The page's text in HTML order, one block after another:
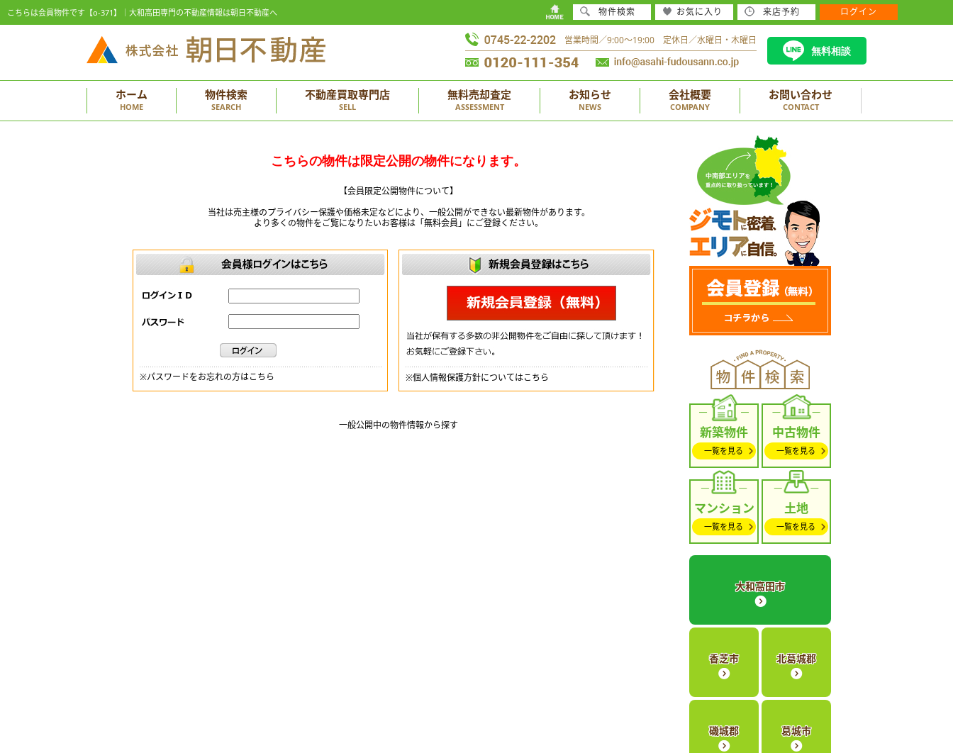
こちらは会員物件です【o-371】｜大和高田専門の不動産情報は朝日不動産へ
営業時間／9:00～19:00 定休日／水曜日・木曜日
無料相談
ホーム
HOME
物件検索
SEARCH
不動産買取専門店
SELL
無料売却査定
ASSESSMENT
お知らせ
NEWS
会社概要
COMPANY
お問い合わせ
CONTACT
こちらの物件は限定公開の物件になります。
【会員限定公開物件について】
当社は売主様のプライバシー保護や価格未定などにより、一般公開ができない最新物件があります。
より多くの物件をご覧になりたいお客様は「無料会員」にご登録ください。
※パスワードをお忘れの方はこちら ※個人情報保護方針についてはこちら
一般公開中の物件情報から探す 新築物件
一覧を見る
中古物件
一覧を見る
マンション
一覧を見る
土地
一覧を見る
大和高田市
香芝市 北葛城郡
磯城郡 葛城市
物件検索 お気に入り 来店予約 ログイン